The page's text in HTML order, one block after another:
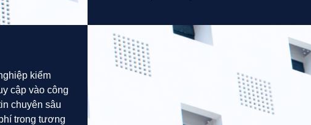
kiểm
cập vào công
chuyên sâu
trong tương